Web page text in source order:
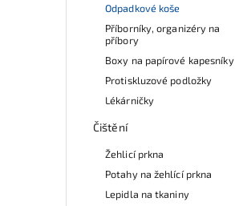
Odpadkové koše
Příborníky, organizéry na
příbory
Boxy na papírové kapesníky
Protiskluzové podložky
Lékárničky
Čištění
Žehlicí prkna
Potahy na žehlící prkna
Lepidla na tkaniny